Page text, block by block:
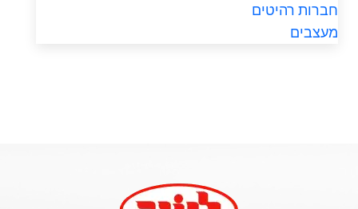
חברות רהיטים
מעצבים